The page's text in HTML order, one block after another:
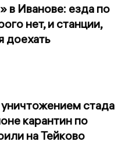
в Иванове: езда по
нет, и станции,
доехать
стада
карантин по
на Тейково